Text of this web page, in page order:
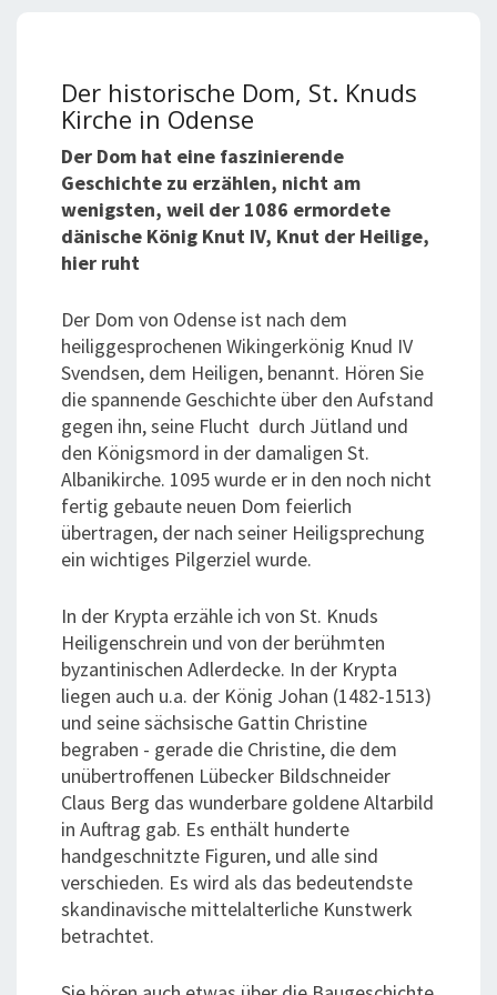
Der historische Dom, St. Knuds
Kirche in Odense
Der Dom hat eine faszinierende
Geschichte zu erzählen, nicht am
wenigsten, weil der 1086 ermordete
dänische König Knut IV, Knut der Heilige,
hier ruht
Der Dom von Odense ist nach dem
heiliggesprochenen Wikingerkönig Knud IV
Svendsen, dem Heiligen, benannt. Hören Sie
die spannende Geschichte über den Aufstand
gegen ihn, seine Flucht durch Jütland und
den Königsmord in der damaligen St.
Albanikirche. 1095 wurde er in den noch nicht
fertig gebaute neuen Dom feierlich
übertragen, der nach seiner Heiligsprechung
ein wichtiges Pilgerziel wurde.
In der Krypta erzähle ich von St. Knuds
Heiligenschrein und von der berühmten
byzantinischen Adlerdecke. In der Krypta
liegen auch u.a. der König Johan (1482-1513)
und seine sächsische Gattin Christine
begraben - gerade die Christine, die dem
unübertroffenen Lübecker Bildschneider
Claus Berg das wunderbare goldene Altarbild
in Auftrag gab. Es enthält hunderte
handgeschnitzte Figuren, und alle sind
verschieden. Es wird als das bedeutendste
skandinavische mittelalterliche Kunstwerk
betrachtet.